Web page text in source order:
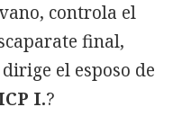
controla el
final,
el esposo de
I.?